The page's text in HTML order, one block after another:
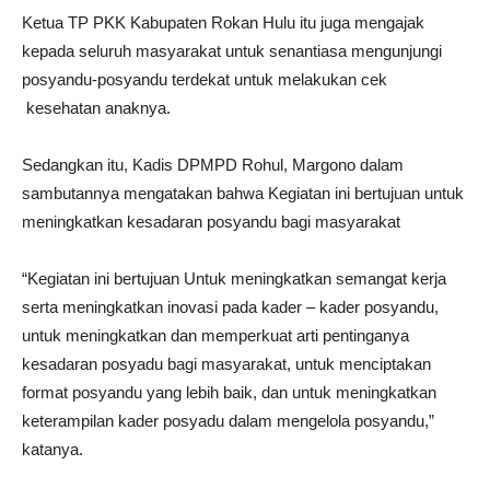
Ketua TP PKK Kabupaten Rokan Hulu itu juga mengajak
kepada seluruh masyarakat untuk senantiasa mengunjungi
posyandu-posyandu terdekat untuk melakukan cek
kesehatan anaknya.
Sedangkan itu, Kadis DPMPD Rohul, Margono dalam
sambutannya mengatakan bahwa Kegiatan ini bertujuan untuk
meningkatkan kesadaran posyandu bagi masyarakat
“Kegiatan ini bertujuan Untuk meningkatkan semangat kerja
serta meningkatkan inovasi pada kader – kader posyandu,
untuk meningkatkan dan memperkuat arti pentinganya
kesadaran posyadu bagi masyarakat, untuk menciptakan
format posyandu yang lebih baik, dan untuk meningkatkan
keterampilan kader posyadu dalam mengelola posyandu,”
katanya.